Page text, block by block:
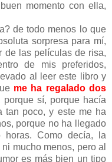
momento con ella,
de todo menos lo que
sorpresa para mí,
de las películas de risa,
de mis preferidos,
al leer este libro y
me ha regalado dos
porque sí, porque hacía
tan poco, y este me ha
porque no ha llegado
horas. Como decía, la
mucho menos, pero al
es más bien un tipo